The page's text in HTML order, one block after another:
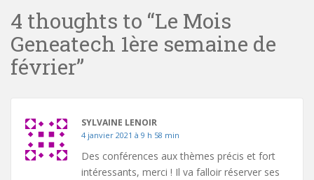
4 thoughts to “Le Mois
Geneatech 1ère semaine de
février”
SYLVAINE LENOIR
4 janvier 2021 à 9 h 58 min
Des conférences aux thèmes précis et fort
intéressants, merci ! Il va falloir réserver ses